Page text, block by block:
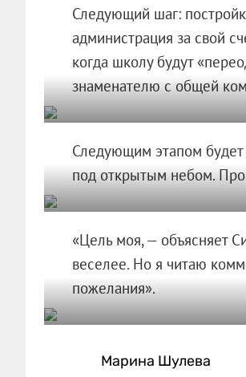
Следующий шаг:
администрация за свой
когда школу будут
знаменателю с общей
Следующим этапом будет
под открытым небом.
«Цель моя, — объясняет
веселее. Но я читаю
пожелания».
Марина Шулева